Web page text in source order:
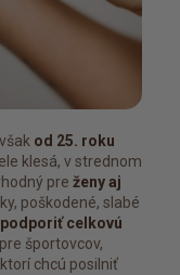
od 25. roku
klesá, v strednom
pre ženy aj
poškodené, slabé
podporiť celkovú
športovcov,
chcú posilniť